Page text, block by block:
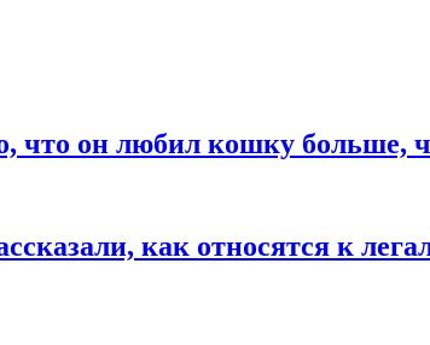
что он любил кошку больше,
как относятся к